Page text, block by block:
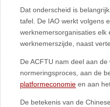
Dat onderscheid is
tafel. De IAO werkt volgens
werknemersorganisaties elk
werknemerszijde, naast
De ACFTU nam deel aan
normeringsproces, aan de
platformeconomie en aan
De betekenis van de